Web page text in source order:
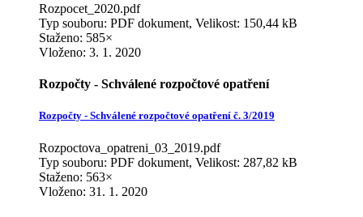
Rozpocet_2020.pdf
Typ souboru: PDF dokument, Velikost: 150,44 kB
Staženo: 585×
Vloženo: 3. 1. 2020
Rozpočty - Schválené rozpočtové opatření
Rozpočty - Schválené rozpočtové opatření č. 3/2019
Rozpoctova_opatreni_03_2019.pdf
Typ souboru: PDF dokument, Velikost: 287,82 kB
Staženo: 563×
Vloženo: 31. 1. 2020